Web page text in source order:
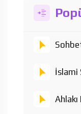
İslami